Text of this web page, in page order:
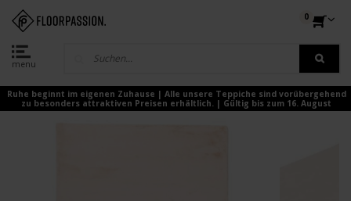
menu
0
Ruhe beginnt im eigenen Zuhause | Alle unsere Teppiche sind vorübergehend
zu besonders attraktiven Preisen erhältlich. | Gültig bis zum 16. August